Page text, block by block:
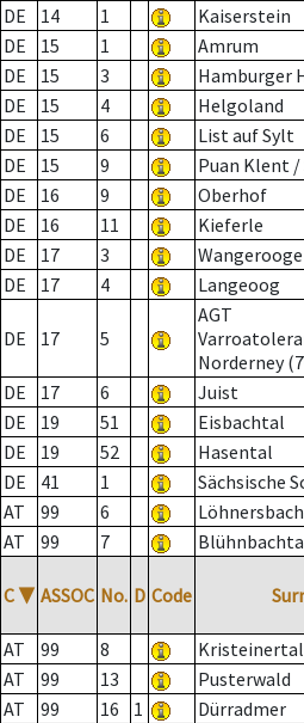
DE
14 1 Kaiserstein
DE
15 1 Amrum
DE
15 3 Hamburger
DE
15 4 Helgoland
DE
15 6 List auf Sylt
DE
15 9 Puan Klent
DE
16 9 Oberhof
DE
16 11 Kieferle
DE
17 3 Wangerooge
DE
17 4 Langeoog
DE 17 5
AGT
Norderney
DE 17 6 Juist
DE
19 51 Eisbachtal
DE
19 52 Hasental
DE
41 1 Sächsische
AT
99 6 Löhnersbach
AT
99 7
C ▼ ASSOC No. D Code
AT
99 8
AT
99 13 Pusterwald
AT
99 16 1 Dürradmer